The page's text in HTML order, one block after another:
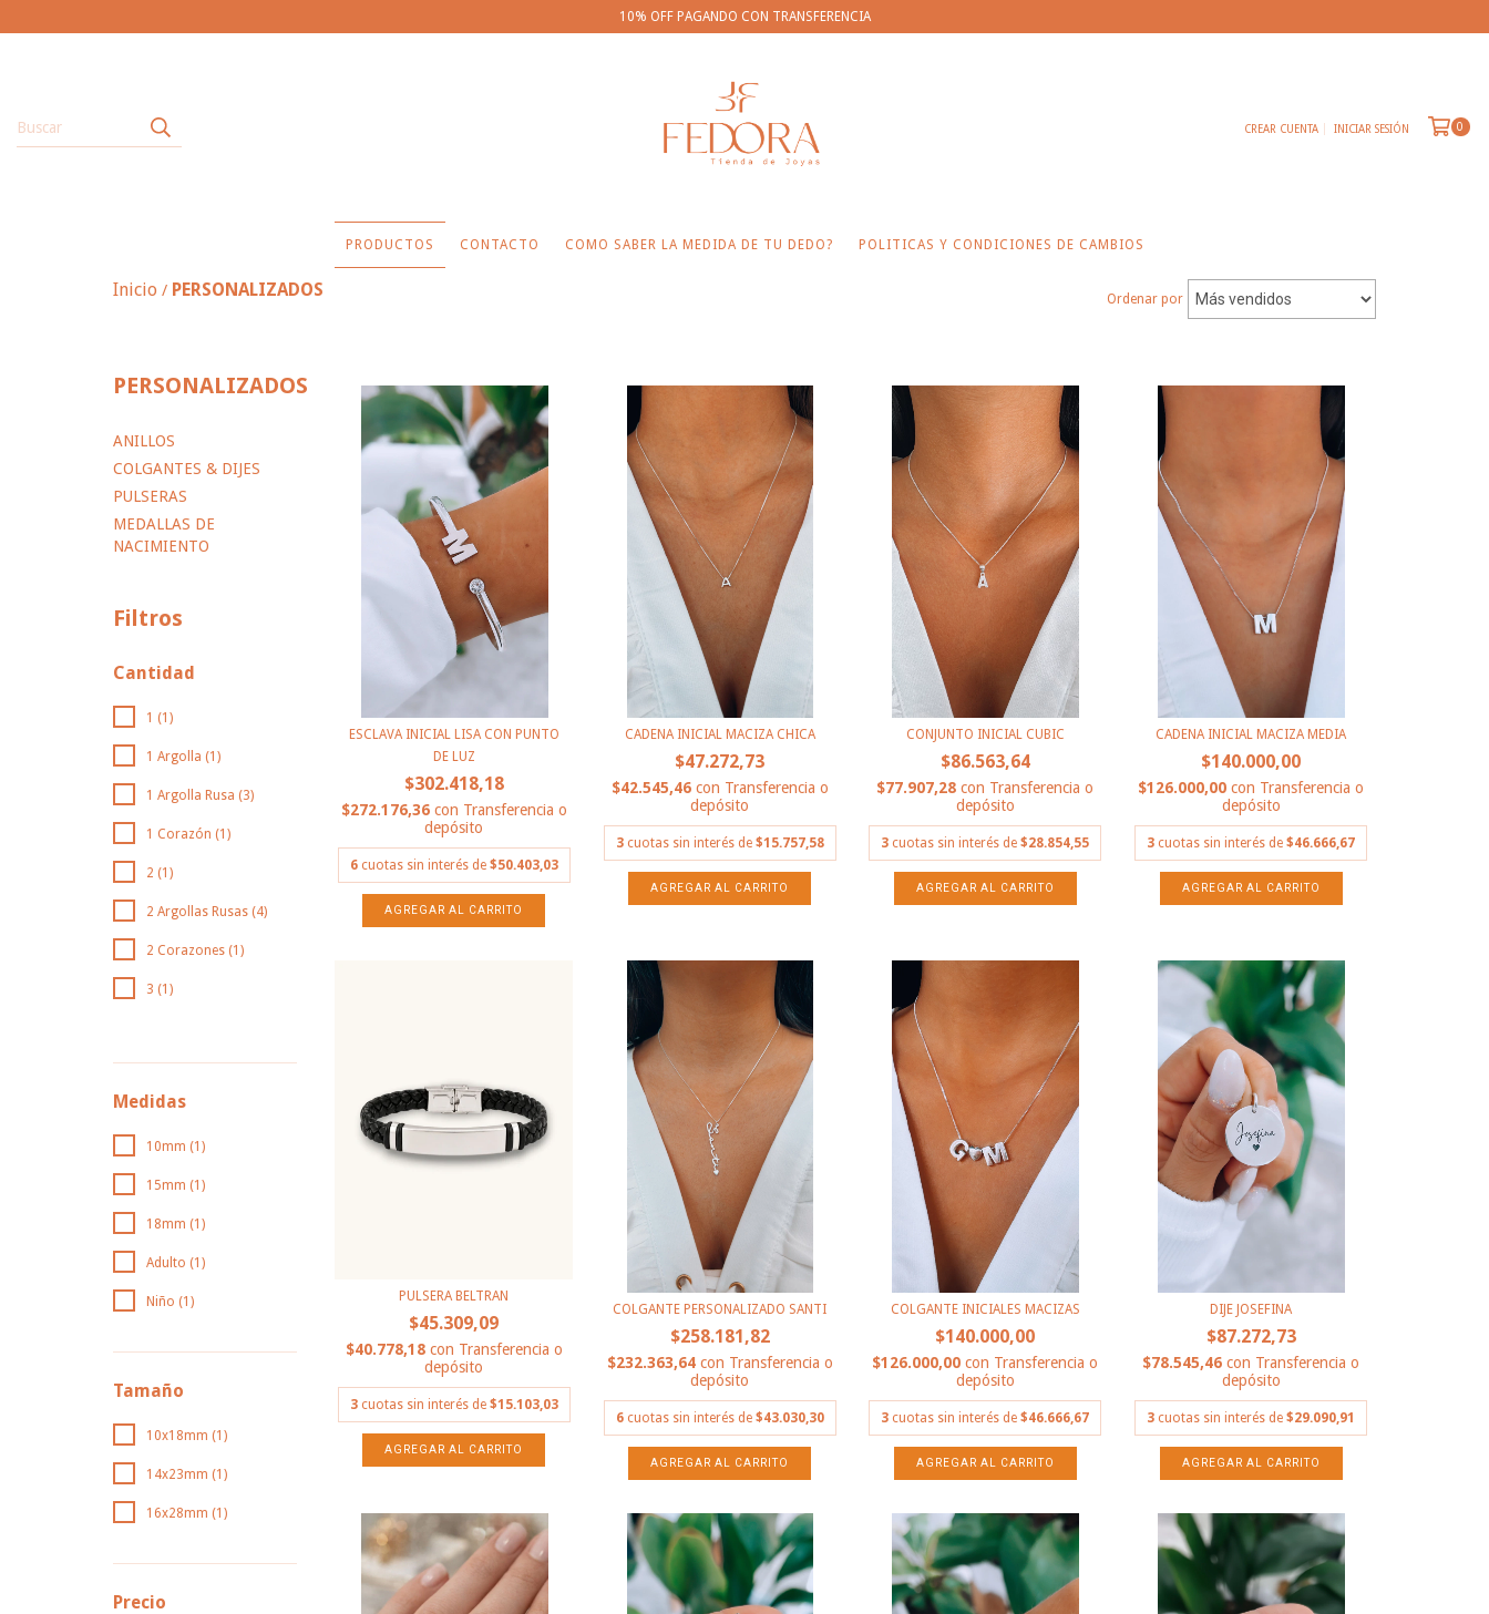
10% OFF PAGANDO CON TRANSFERENCIA
CREAR CUENTA INICIAR SESIÓN 0
PRODUCTOS CONTACTO COMO SABER LA MEDIDA DE TU DEDO? POLITICAS Y CONDICIONES DE CAMBIOS
Inicio / PERSONALIZADOS Ordenar por
PERSONALIZADOS
ANILLOS
COLGANTES & DIJES
PULSERAS
MEDALLAS DE
NACIMIENTO
Filtros
Cantidad
1 (1)
1 Argolla (1)
1 Argolla Rusa (3)
1 Corazón (1)
2 (1)
2 Argollas Rusas (4)
2 Corazones (1)
3 (1)
Medidas
10mm (1)
15mm (1)
18mm (1)
Adulto (1)
Niño (1)
Tamaño
10x18mm (1)
14x23mm (1)
16x28mm (1)
Precio
ESCLAVA INICIAL LISA CON PUNTO
DE LUZ
$302.418,18
$272.176,36 con Transferencia o
depósito
6 cuotas sin interés de $50.403,03
CADENA INICIAL MACIZA CHICA
$47.272,73
$42.545,46 con Transferencia o
depósito
3 cuotas sin interés de $15.757,58
CONJUNTO INICIAL CUBIC
$86.563,64
$77.907,28con Transferencia o
depósito
3 cuotas sin interés de$28.854,55
CADENA INICIAL MACIZA MEDIA
$140.000,00
$126.000,00con Transferencia o
depósito
3 cuotas sin interés de$46.666,67
PULSERA BELTRAN
$45.309,09
$40.778,18 con Transferencia o
depósito
3 cuotas sin interés de $15.103,03
COLGANTE PERSONALIZADO SANTI
$258.181,82
$232.363,64 con Transferencia o
depósito
6 cuotas sin interés de $43.030,30
COLGANTE INICIALES MACIZAS
$140.000,00
$126.000,00con Transferencia o
depósito
3 cuotas sin interés de$46.666,67
AGREGAR AL CARRITO
DIJE JOSEFINA
$87.272,73
$78.545,46con Transferencia o
depósito
3 cuotas sin interés de$29.090,91